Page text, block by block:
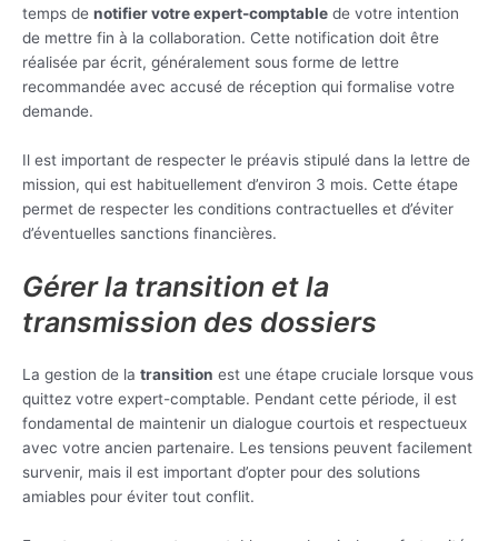
temps de notifier votre expert-comptable de votre intention
de mettre fin à la collaboration. Cette notification doit être
réalisée par écrit, généralement sous forme de lettre
recommandée avec accusé de réception qui formalise votre
demande.
Il est important de respecter le préavis stipulé dans la lettre de
mission, qui est habituellement d’environ 3 mois. Cette étape
permet de respecter les conditions contractuelles et d’éviter
d’éventuelles sanctions financières.
Gérer la transition et la
transmission des dossiers
La gestion de la transition est une étape cruciale lorsque vous
quittez votre expert-comptable. Pendant cette période, il est
fondamental de maintenir un dialogue courtois et respectueux
avec votre ancien partenaire. Les tensions peuvent facilement
survenir, mais il est important d’opter pour des solutions
amiables pour éviter tout conflit.